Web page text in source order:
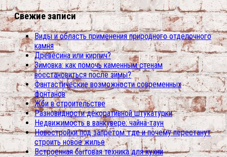
Свежие записи
Виды и область применения природного отделочного
камня
Древесина или кирпич?
Зимовка: как помочь каменным стенам
восстановиться после зимы?
Фантастические возможности современных
фонтанов
Жби в строительстве
Разновидности декоративной штукатурки
Недвижимость в ванкувере: чайна-таун
Новостройки под запретом: где и почему перестанут
строить новое жилье
Встроенная бытовая техника для кухни